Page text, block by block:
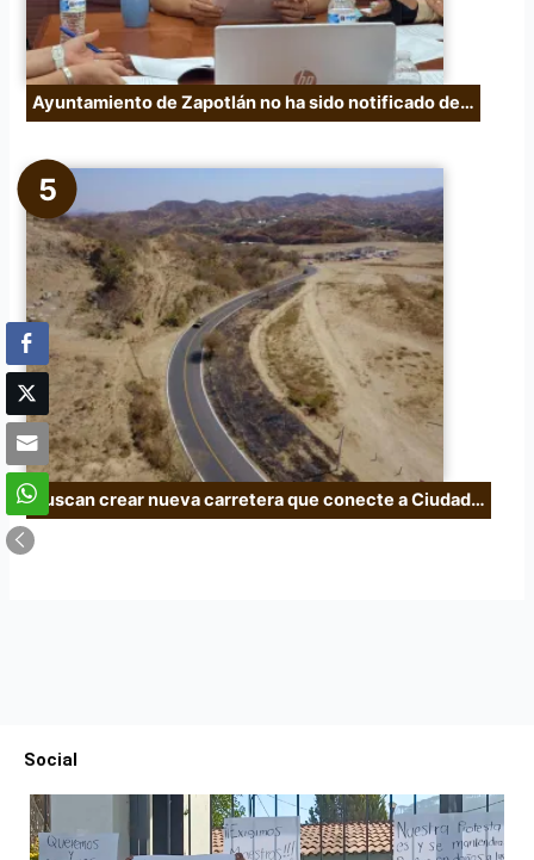
Ayuntamiento de Zapotlán no ha sido notificado de…
Buscan crear nueva carretera que conecte a Ciudad…
Social